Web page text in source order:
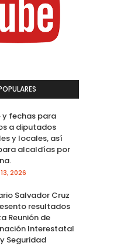
y fechas para
a diputados
y locales, así
alcaldías por
2026
Salvador Cruz
resultados
Reunión de
Interestatal
Seguridad